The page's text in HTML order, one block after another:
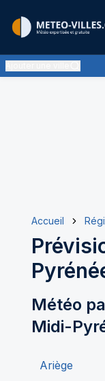
Accueil
Météo
Midi-
Ariège